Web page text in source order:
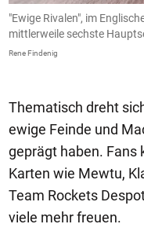
"Ewige Rivalen", im
mittlerweile sechste
Rene Findenig
Thematisch dreht
ewige Feinde und
geprägt haben. Fans
Karten wie Mewtu,
Team Rockets
viele mehr freuen.